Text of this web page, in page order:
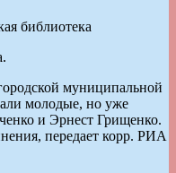
библиотека
муниципальной
молодые, но уже
и Эрнест Грищенко.
передает корр. РИА